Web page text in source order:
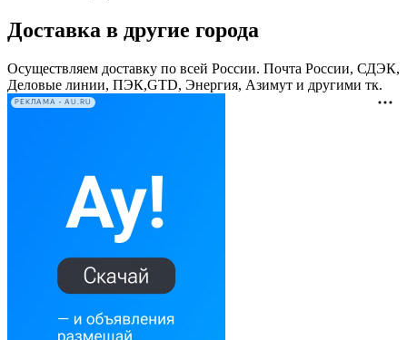
Доставка в другие города
Осуществляем доставку по всей России. Почта России, СДЭК,
Деловые линии, ПЭК,GTD, Энергия, Азимут и другими тк.
РЕКЛАМА • AU.RU